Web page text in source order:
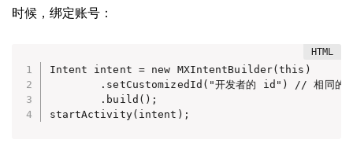
时候，绑定账号：
Intent intent = new MXIntentBuilder(this)
.setCustomizedId("开发者的 id") // 相同的
        .build();
startActivity(intent);